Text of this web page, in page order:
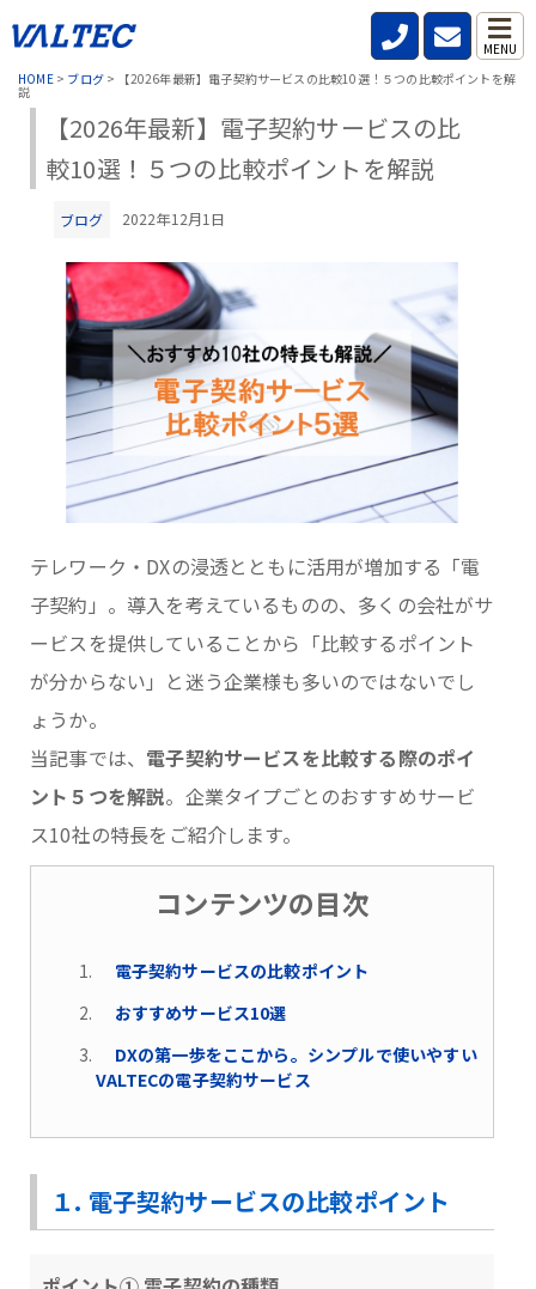
MENU
HOME> ブログ> 【2026年最新】電子契約サービスの比較10選！５つの比較ポイントを解
説
【2026年最新】電子契約サービスの比
較10選！５つの比較ポイントを解説
ブログ 2022年12月1日
テレワーク・DXの浸透とともに活用が増加する「電
子契約」。導入を考えているものの、多くの会社がサ
ービスを提供していることから「比較するポイント
が分からない」と迷う企業様も多いのではないでし
ょうか。
当記事では、 電子契約サービスを比較する際のポイ
ント５つを解説。企業タイプごとのおすすめサービ
ス10社の特長をご紹介します。
コンテンツの目次
電子契約サービスの比較ポイント
おすすめサービス10選
DXの第一歩をここから。シンプルで使いやすい
VALTECの電子契約サービス
１. 電子契約サービスの比較ポイント